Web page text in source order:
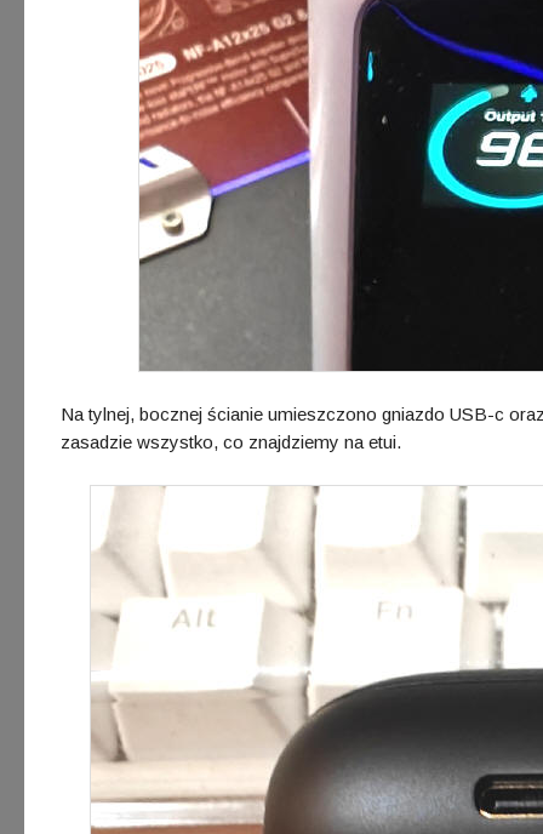
Na tylnej, bocznej ścianie umieszczono gniazdo USB-c
zasadzie wszystko, co znajdziemy na etui.